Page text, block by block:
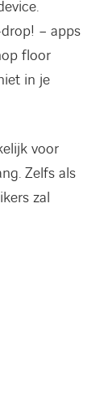
– apps
floor
in je
voor
Zelfs als
zal